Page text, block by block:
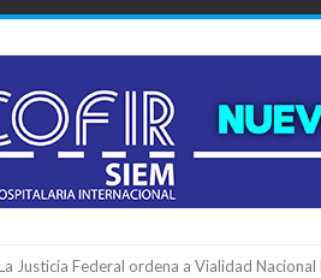
Justicia Federal ordena a Vialidad